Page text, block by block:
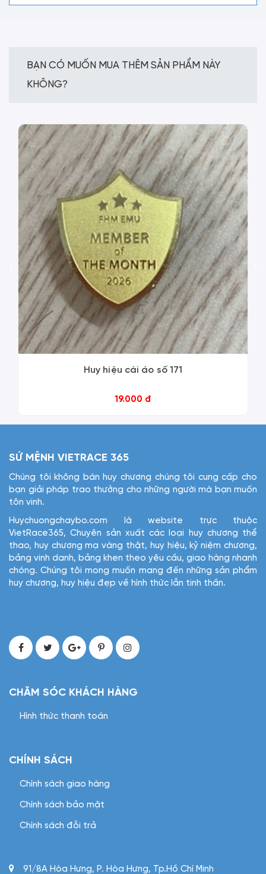
BẠN CÓ MUỐN MUA THÊM SẢN PHẨM NÀY
KHÔNG?
Huy hiệu cài áo số 171
19.000 đ
SỨ MỆNH VIETRACE 365
Chúng tôi không bán huy chương chúng tôi cung cấp cho
bạn giải pháp trao thưởng cho những người mà bạn muốn
tôn vinh.
Huychuongchaybo.com là website trực thuộc
VietRace365, Chuyên sản xuất các loại huy chương thể
thao, huy chương mạ vàng thật, huy hiệu, kỷ niệm chương,
bảng vinh danh, bảng khen theo yêu cầu, giao hàng nhanh
chóng. Chúng tôi mong muốn mang đến những sản phẩm
huy chương, huy hiệu đẹp về hình thức lẫn tinh thần.
CHĂM SÓC KHÁCH HÀNG
Hình thức thanh toán
CHÍNH SÁCH
Chính sách giao hàng
Chính sách bảo mật
Chính sách đỗi trả
91/8A Hòa Hưng, P. Hòa Hưng, Tp.Hồ Chí Minh